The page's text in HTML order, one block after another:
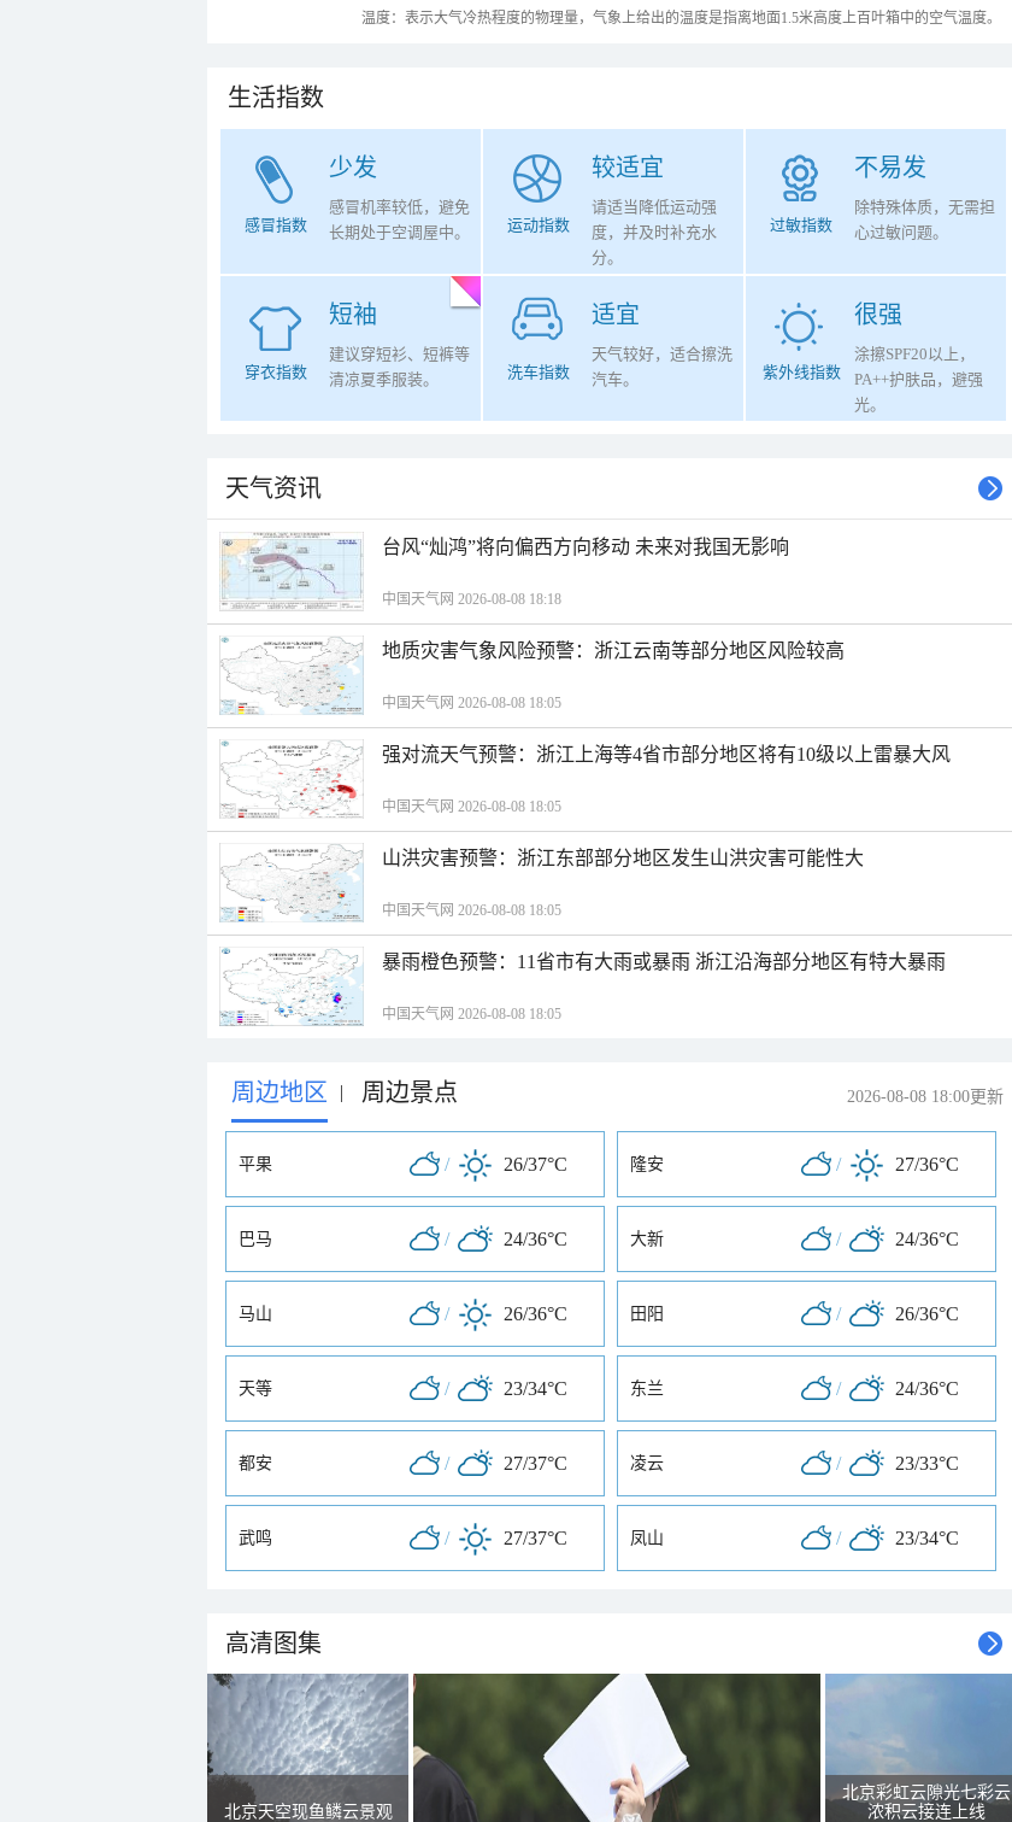
温度：表示大气冷热程度的物理量，气象上给出的温度是指离地面1.5米高度上百叶箱中的空气温度。
生活指数
少发
感冒指数
感冒机率较低，避免
长期处于空调屋中。
较适宜
运动指数
请适当降低运动强
度，并及时补充水
分。
不易发
过敏指数
除特殊体质，无需担
心过敏问题。
短袖
穿衣指数
建议穿短衫、短裤等
清凉夏季服装。
适宜
洗车指数
天气较好，适合擦洗
汽车。
很强
紫外线指数
涂擦SPF20以上，
PA++护肤品，避强
光。
天气资讯
台风“灿鸿”将向偏西方向移动 未来对我国无影响
中国天气网 2026-08-08 18:18
地质灾害气象风险预警：浙江云南等部分地区风险较高
中国天气网 2026-08-08 18:05
强对流天气预警：浙江上海等4省市部分地区将有10级以上雷暴大风
中国天气网 2026-08-08 18:05
山洪灾害预警：浙江东部部分地区发生山洪灾害可能性大
中国天气网 2026-08-08 18:05
暴雨橙色预警：11省市有大雨或暴雨 浙江沿海部分地区有特大暴雨
中国天气网 2026-08-08 18:05
周边地区 | 周边景点 2026-08-08 18:00更新
平果 / 26/37°C 隆安 / 27/36°C
巴马 / 24/36°C 大新 / 24/36°C
马山 / 26/36°C 田阳 / 26/36°C
天等 / 23/34°C 东兰 / 24/36°C
都安 / 27/37°C 凌云 / 23/33°C
武鸣 / 27/37°C 凤山 / 23/34°C
高清图集
北京天空现鱼鳞云景观
北京彩虹云隙光七彩云
浓积云接连上线